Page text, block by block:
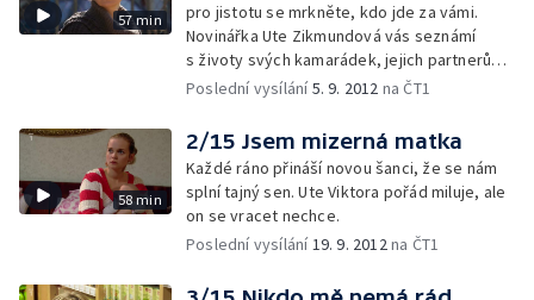
57 min
pro jistotu se mrkněte, kdo jde za vámi.
Novinářka Ute Zikmundová vás seznámí
s životy svých kamarádek, jejich partnerů
a jejich dětí.
Poslední vysílání5. 9. 2012 na ČT1
58 min
2/15 Jsem mizerná matka
Každé ráno přináší novou šanci, že se nám
splní tajný sen. Ute Viktora pořád miluje, ale
on se vracet nechce.
Poslední vysílání19. 9. 2012na ČT1